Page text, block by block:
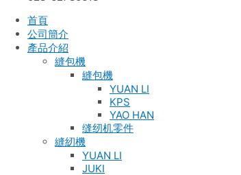
首頁
公司簡介
產品介紹
縫包機
縫包機
YUAN LI
KPS
YAO HAN
缝纫机零件
縫紉機
YUAN LI
JUKI